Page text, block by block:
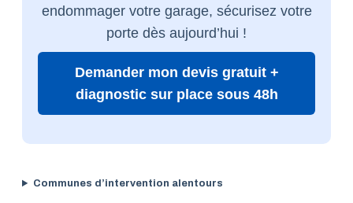
endommager votre garage, sécurisez votre
porte dès aujourd’hui !
Demander mon devis gratuit +
diagnostic sur place sous 48h
Communes d’intervention alentours